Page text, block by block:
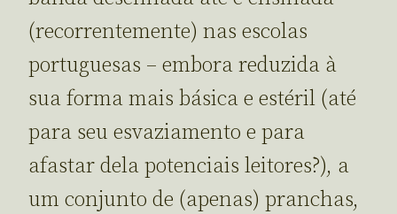
(recorrentemente) nas escolas
portuguesas – embora reduzida à
sua forma mais básica e estéril (até
para seu esvaziamento e para
afastar dela potenciais leitores?), a
um conjunto de (apenas) pranchas,